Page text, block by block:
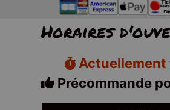
Horaires
Actuellement
Précommande